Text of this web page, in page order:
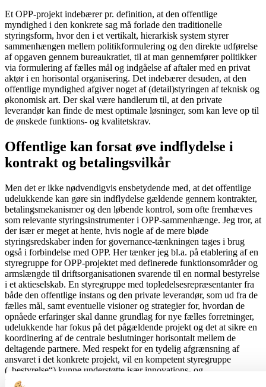
Et OPP-projekt indebærer pr. definition, at den offentlige
myndighed i den konkrete sag må forlade den traditionelle
styringsform, hvor den i et vertikalt, hierarkisk system styrer
sammen­hængen mellem politikformulering og den direkte udførelse
af opgaven gennem bureaukratiet, til at man gennemfører politikker
via formulering af fælles mål og indgåelse af aftaler med en privat
aktør i en horisontal organisering. Det indebærer desuden, at den
offentlige myndighed afgiver noget af (detail)styringen af teknisk og
økonomisk art. Der skal være handlerum til, at den private
leverandør kan finde de mest optimale løsninger, som kan leve op til
de ønskede funktions- og kvalitetskrav.
Offentlige kan forsat øve indflydelse i
kontrakt og betalingsvilkår
Men det er ikke nødvendigvis ensbetydende med, at det offentlige
udelukkende kan gøre sin indflydelse gældende gennem kontrakter,
betalingsmekanismer og den løbende kontrol, som ofte fremhæves
som relevante styringsinstrumenter i OPP-sammenhænge. Jeg tror, at
der især er meget at hente, hvis nogle af de mere bløde
styringsredskaber inden for governance-tænkningen tages i brug
også i forbindelse med OPP. Her tænker jeg bl.a. på etablering af en
styregruppe for OPP-projektet med definerede funktionsområder og
armslængde til driftsorganisationen svarende til en normal bestyrelse
i et aktieselskab. En styregruppe med topledelsesrepræsentanter fra
både den offentlige instans og den private leverandør, som ud fra de
fælles mål, samt eventuelle visioner og strategier for, hvordan de
opnåede erfaringer skal danne grundlag for nye fælles forretninger,
udelukkende har fokus på det pågældende projekt og det at sikre en
koordinering af de centrale beslutninger horisontalt mellem de
deltagende partnere. Med respekt for en tydelig afgrænsning af
ansvaret i det konkrete projekt, vil en kompetent styregruppe
(„bestyrelse“) kunne understøtte især innovations- og
udviklingsperspektivet i et OPP-projekt.